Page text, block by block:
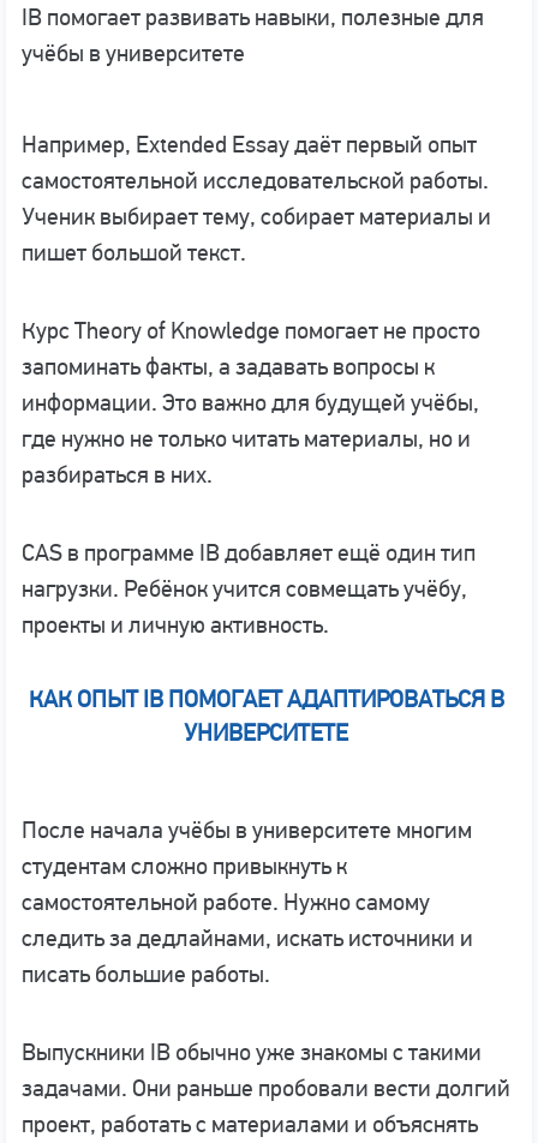
IB помогает развивать навыки, полезные для
учёбы в университете
Например, Extended Essay даёт первый опыт
самостоятельной исследовательской работы.
Ученик выбирает тему, собирает материалы и
пишет большой текст.
Курс Theory of Knowledge помогает не просто
запоминать факты, а задавать вопросы к
информации. Это важно для будущей учёбы,
где нужно не только читать материалы, но и
разбираться в них.
CAS в программе IB добавляет ещё один тип
нагрузки. Ребёнок учится совмещать учёбу,
проекты и личную активность.
КАК ОПЫТ IB ПОМОГАЕТ АДАПТИРОВАТЬСЯ В
УНИВЕРСИТЕТЕ
После начала учёбы в университете многим
студентам сложно привыкнуть к
самостоятельной работе. Нужно самому
следить за дедлайнами, искать источники и
писать большие работы.
Выпускники IB обычно уже знакомы с такими
задачами. Они раньше пробовали вести долгий
проект, работать с материалами и объяснять